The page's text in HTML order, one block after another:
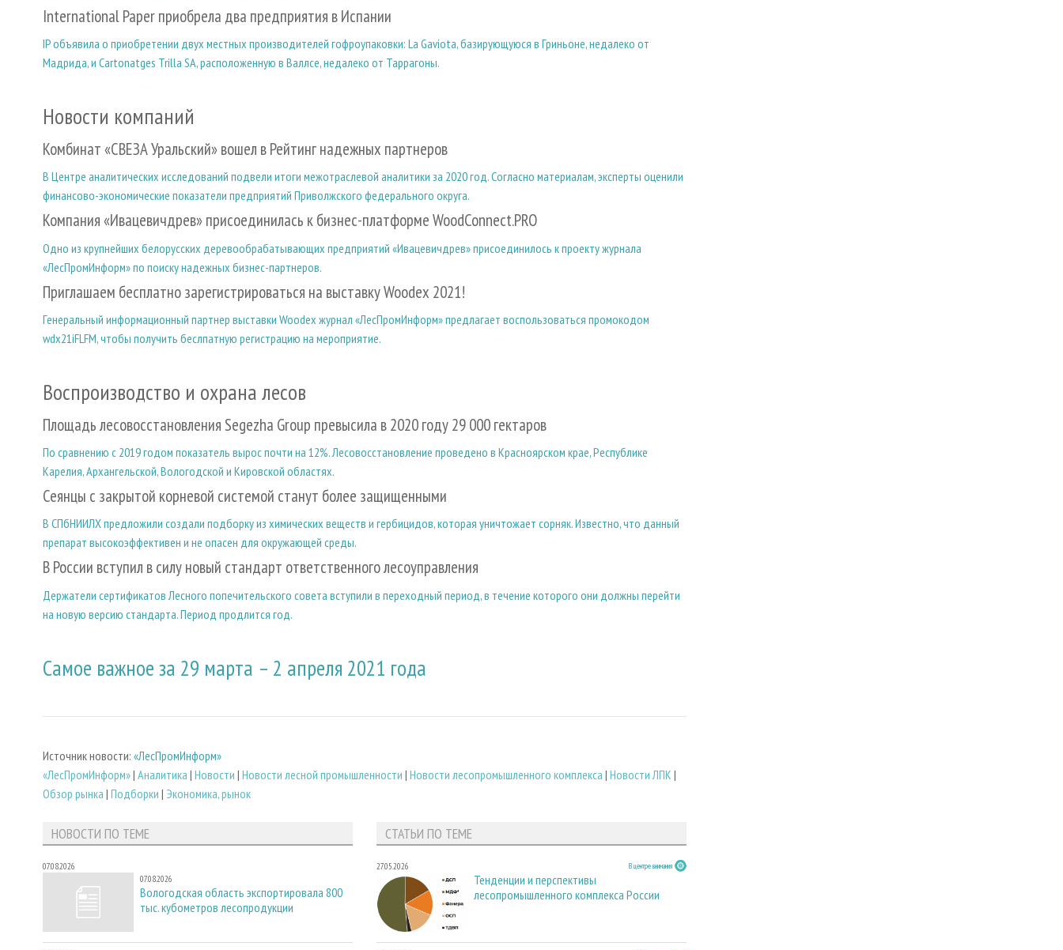
International Paper приобрела два предприятия в Испании
IP объявила о приобретении двух местных производителей гофроупаковки: La Gaviota, базирующуюся в Гриньоне, недалеко от
Мадрида, и Cartonatges Trilla SA, расположенную в Валлсе, недалеко от Таррагоны.
Новости компаний
Комбинат «СВЕЗА Уральский» вошел в Рейтинг надежных партнеров
В Центре аналитических исследований подвели итоги межотраслевой аналитики за 2020 год. Согласно материалам, эксперты оценили
финансово-экономические показатели предприятий Приволжского федерального округа.
Компания «Ивацевичдрев» присоединилась к бизнес-платформе WoodConnect.PRO
Одно из крупнейших белорусских деревообрабатывающих предприятий «Ивацевичдрев» присоединилось к проекту журнала
«ЛесПромИнформ» по поиску надежных бизнес-партнеров.
Приглашаем бесплатно зарегистрироваться на выставку Woodex 2021!
Генеральный информационный партнер выставки Woodex журнал «ЛесПромИнформ» предлагает воспользоваться промокодом
wdx21iFLFM, чтобы получить беслпатную регистрацию на мероприятие.
Воспроизводство и охрана лесов
Площадь лесовосстановления Segezha Group превысила в 2020 году 29 000 гектаров
По сравнению с 2019 годом показатель вырос почти на 12%. Лесовосстановление проведено в Красноярском крае, Республике
Карелия, Архангельской, Вологодской и Кировской областях.
Сеянцы с закрытой корневой системой станут более защищенными
В СПбНИИЛХ предложили создали подборку из химических веществ и гербицидов, которая уничтожает сорняк. Известно, что данный
препарат высокоэффективен и не опасен для окружающей среды.
В России вступил в силу новый стандарт ответственного лесоуправления
Держатели сертификатов Лесного попечительского совета вступили в переходный период, в течение которого они должны перейти
на новую версию стандарта. Период продлится год.
Самое важное за 29 марта – 2 апреля 2021 года
Источник новости: «ЛесПромИнформ»
«ЛесПромИнформ»| Аналитика | Новости | Новости лесной промышленности | Новости лесопромышленного комплекса | Новости ЛПК |
Обзор рынка | Подборки | Экономика, рынок
НОВОСТИ ПО ТЕМЕ
07.08.2026
07.08.2026
Вологодская область экспортировала 800
тыс. кубометров лесопродукции
СТАТЬИ ПО ТЕМЕ
27.05.2026 В центре внимания
Тенденции и перспективы
лесопромышленного комплекса России